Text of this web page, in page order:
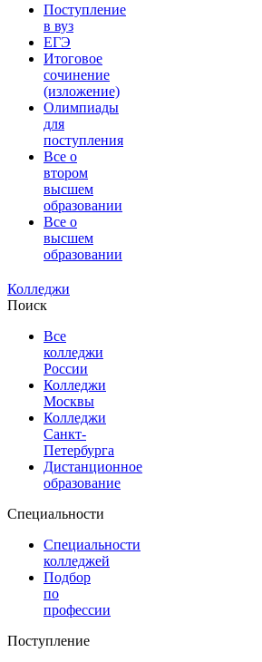
Поступление
в вуз
ЕГЭ
Итоговое
сочинение
(изложение)
Олимпиады
для
поступления
Все о
втором
высшем
образовании
Все о
высшем
образовании
Колледжи
Поиск
Все
колледжи
России
Колледжи
Москвы
Колледжи
Санкт-
Петербурга
Дистанционное
образование
Специальности
Специальности
колледжей
Подбор
по
профессии
Поступление